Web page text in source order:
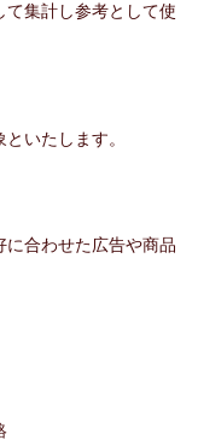
集計し参考として使
いたします。
合わせた広告や商品